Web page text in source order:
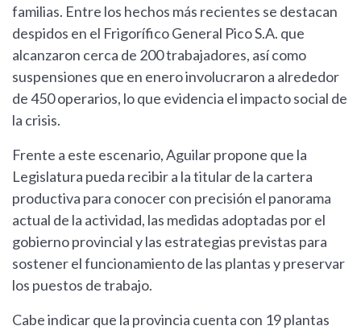
familias. Entre los hechos más recientes se destacan
despidos en el Frigorífico General Pico S.A. que
alcanzaron cerca de 200 trabajadores, así como
suspensiones que en enero involucraron a alrededor
de 450 operarios, lo que evidencia el impacto social de
la crisis.
Frente a este escenario, Aguilar propone que la
Legislatura pueda recibir a la titular de la cartera
productiva para conocer con precisión el panorama
actual de la actividad, las medidas adoptadas por el
gobierno provincial y las estrategias previstas para
sostener el funcionamiento de las plantas y preservar
los puestos de trabajo.
Cabe indicar que la provincia cuenta con 19 plantas